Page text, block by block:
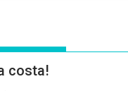
costa!